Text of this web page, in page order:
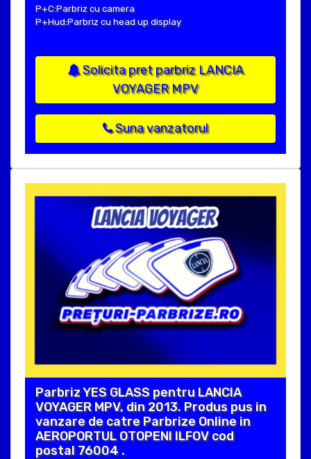
P+C:Parbriz cu camera
P+Hud:Parbriz cu head up display
Solicita pret parbriz LANCIA
VOYAGER MPV
Suna vanzatorul
Parbriz YES GLASS pentru LANCIA
VOYAGER MPV, din 2013. Produs pus in
vanzare de catre Parbrize Online in
AEROPORTUL OTOPENI ILFOV cod
postal 76004 .